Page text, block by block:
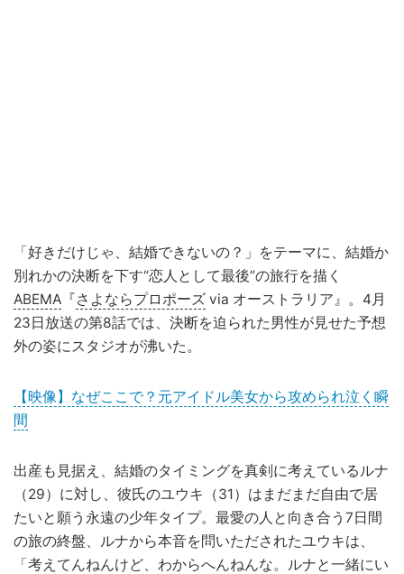
「好きだけじゃ、結婚できないの？」をテーマに、結婚か
別れかの決断を下す“恋人として最後”の旅行を描く
ABEMA 『さよならプロポーズ via オーストラリア』。4月
23日放送の第8話では、決断を迫られた男性が見せた予想
外の姿にスタジオが沸いた。
【映像】なぜここで？元アイドル美女から攻められ泣く瞬
間
出産も見据え、結婚のタイミングを真剣に考えているルナ
（29）に対し、彼氏のユウキ（31）はまだまだ自由で居
たいと願う永遠の少年タイプ。最愛の人と向き合う7日間
の旅の終盤、ルナから本音を問いただされたユウキは、
「考えてんねんけど、わからへんねんな。ルナと一緒にい